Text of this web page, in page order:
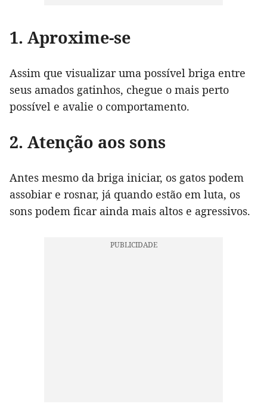
1. Aproxime-se
Assim que visualizar uma possível briga entre
seus amados gatinhos, chegue o mais perto
possível e avalie o comportamento.
2. Atenção aos sons
Antes mesmo da briga iniciar, os gatos podem
assobiar e rosnar, já quando estão em luta, os
sons podem ficar ainda mais altos e agressivos.